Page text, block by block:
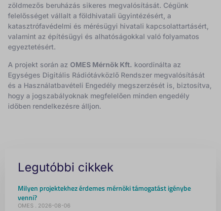
zöldmezős beruházás sikeres megvalósítását. Cégünk
felelősséget vállalt a földhivatali ügyintézésért, a
katasztrófavédelmi és mérésügyi hivatali kapcsolattartásért,
valamint az építésügyi és alhatóságokkal való folyamatos
egyeztetésért.
A projekt során az OMES Mérnök Kft. koordinálta az
Egységes Digitális Rádiótávközlő Rendszer megvalósítását
és a Használatbavételi Engedély megszerzését is, biztosítva,
hogy a jogszabályoknak megfelelően minden engedély
időben rendelkezésre álljon.
Legutóbbi cikkek
Milyen projektekhez érdemes mérnöki támogatást igénybe
venni?
OMES 2026-08-06